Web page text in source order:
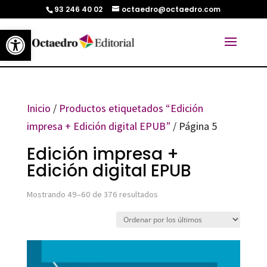
Abrir barra de herramientas
93 246 40 02 octaedro@octaedro.com
Inicio / Productos etiquetados “Edición
impresa + Edición digital EPUB” / Página 5
Edición impresa +
Edición digital EPUB
Mostrando 49–60 de 376 resultadosOrdenado